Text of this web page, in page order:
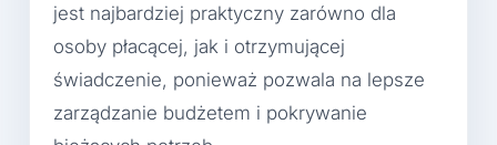
jest najbardziej praktyczny zarówno dla
osoby płacącej, jak i otrzymującej
świadczenie, ponieważ pozwala na lepsze
zarządzanie budżetem i pokrywanie